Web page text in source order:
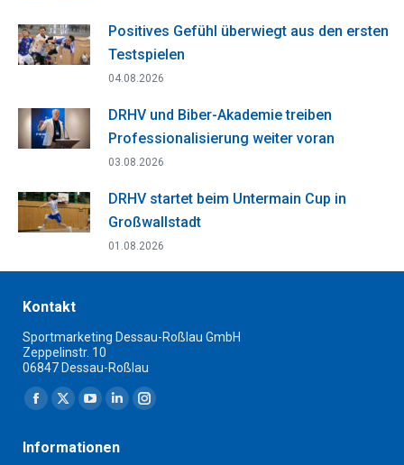
Positives Gefühl überwiegt aus den ersten
Testspielen
04.08.2026
DRHV und Biber-Akademie treiben
Professionalisierung weiter voran
03.08.2026
DRHV startet beim Untermain Cup in
Großwallstadt
01.08.2026
Kontakt
Sportmarketing Dessau-Roßlau GmbH
Zeppelinstr. 10
06847 Dessau-Roßlau
Finden Sie uns auf:
Facebook
opens
X
opens
YouTube
opens
Linkedin
opens
Instagram
Informationen